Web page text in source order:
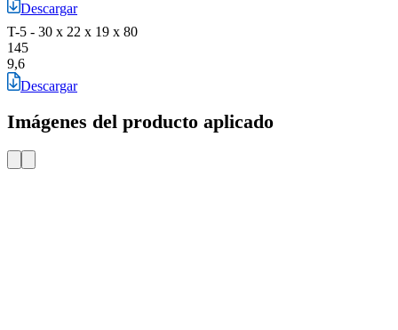
Descargar
T-5 - 30 x 22 x 19 x 80
145
9,6
Descargar
Imágenes del producto aplicado